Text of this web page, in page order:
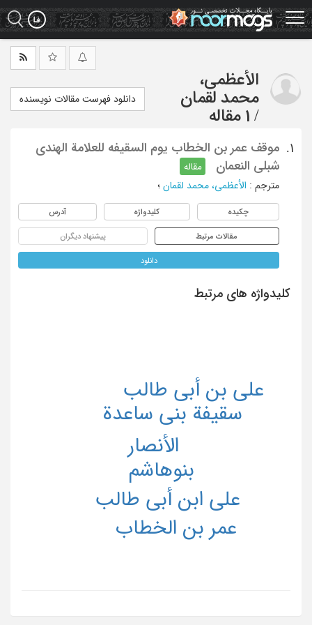
Skip
to
main
الأعظمی،
محمد لقمان
/ 1 مقاله
دانلود فهرست مقالات نویسنده
1.
موقف عمر بن الخطاب یوم السقیفه للعلامة الهندی
شبلی النعمان
مقاله
مترجم : الأعظمی، محمد لقمان ؛
چکیده کلیدواژه آدرس
مقالات مرتبط پیشنهاد دیگران
دانلود
کلیدواژه های مرتبط
الأنصار
بنوهاشم
سقیفة بنی ساعدة
علی ابن أبی طالب
علی بن أبی طالب
عمر بن الخطاب